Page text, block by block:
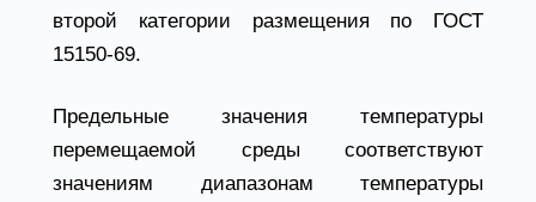
второй категории размещения по ГОСТ
15150-69.
Предельные значения температуры
перемещаемой среды соответствуют
значениям диапазонам температуры